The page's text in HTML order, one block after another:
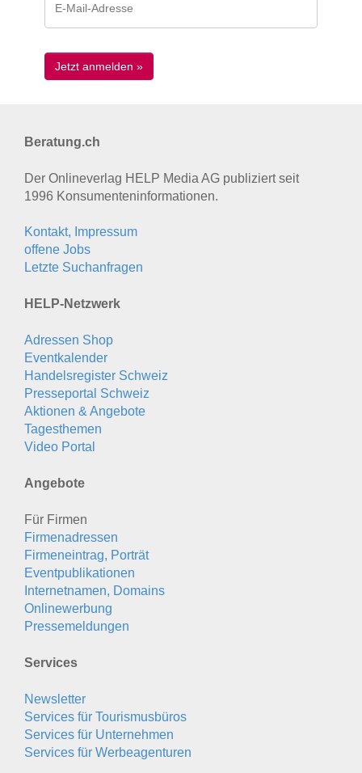
Beratung.ch
Der Onlineverlag HELP Media AG publiziert seit
1996 Konsumenten­informationen.
Kontakt, Impressum
offene Jobs
Letzte Suchanfragen
HELP-Netzwerk
Adressen Shop
Eventkalender
Handelsregister Schweiz
Presseportal Schweiz
Aktionen & Angebote
Tagesthemen
Video Portal
Angebote
Für Firmen
Firmenadressen
Firmeneintrag, Porträt
Eventpublikationen
Internetnamen, Domains
Onlinewerbung
Pressemeldungen
Services
Newsletter
Services für Tourismusbüros
Services für Unternehmen
Services für Werbeagenturen